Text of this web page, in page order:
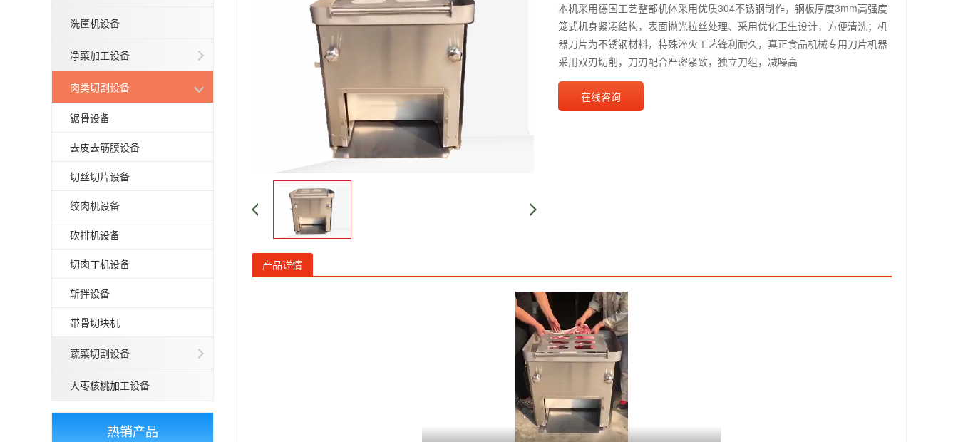
洗筐机设备
净菜加工设备
肉类切割设备
锯骨设备
去皮去筋膜设备
切丝切片设备
绞肉机设备
砍排机设备
切肉丁机设备
斩拌设备
带骨切块机
蔬菜切割设备
大枣核桃加工设备
热销产品
本机采用德国工艺整部机体采用优质304不锈钢制作，钢板厚度3mm高强度
笼式机身紧凑结构，表面抛光拉丝处理、采用优化卫生设计，方便清洗；机
器刀片为不锈钢材料，特殊淬火工艺锋利耐久，真正食品机械专用刀片机器
采用双刃切削，刀刃配合严密紧致，独立刀组，减噪高
在线咨询
产品详情